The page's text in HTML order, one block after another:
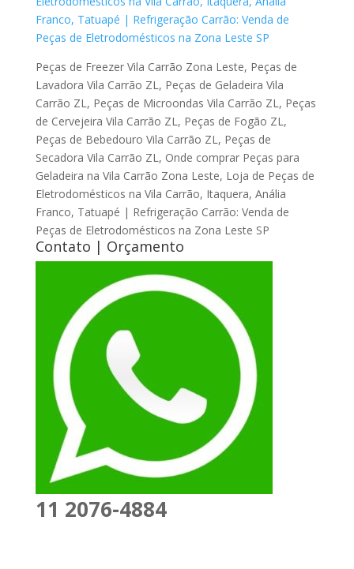
Peças de Freezer Vila Carrão Zona Leste, Peças de
Lavadora Vila Carrão ZL, Peças de Geladeira Vila
Carrão ZL, Peças de Microondas Vila Carrão ZL, Peças
de Cervejeira Vila Carrão ZL, Peças de Fogão ZL,
Peças de Bebedouro Vila Carrão ZL, Peças de
Secadora Vila Carrão ZL, Onde comprar Peças para
Geladeira na Vila Carrão Zona Leste, Loja de Peças de
Eletrodomésticos na Vila Carrão, Itaquera, Anália
Franco, Tatuapé | Refrigeração Carrão: Venda de
Peças de Eletrodomésticos na Zona Leste SP
Contato | Orçamento
11 2076-4884